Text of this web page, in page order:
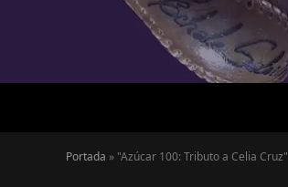
Portada » "Azúcar 100: Tributo a Celia Cruz"